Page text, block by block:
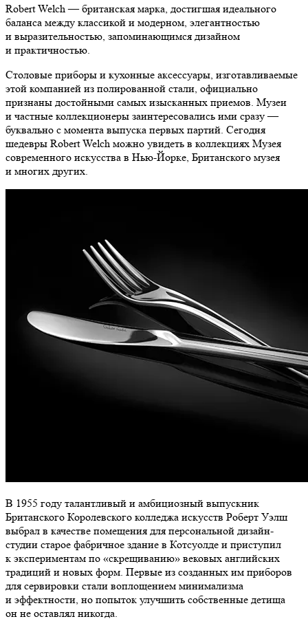
Robert Welch — британская марка, достигшая идеального
баланса между классикой и модерном, элегантностью
и выразительностью, запоминающимся дизайном
и практичностью.
Столовые приборы и кухонные аксессуары, изготавливаемые
этой компанией из полированной стали, официально
признаны достойными самых изысканных приемов. Музеи
и частные коллекционеры заинтересовались ими сразу —
буквально с момента выпуска первых партий. Сегодня
шедевры Robert Welch можно увидеть в коллекциях Музея
современного искусства в Нью-Йорке, Британского музея
и многих других.
В 1955 году талантливый и амбициозный выпускник
Британского Королевского колледжа искусств Роберт Уэлш
выбрал в качестве помещения для персональной дизайн-
студии старое фабричное здание в Котсуолде и приступил
к экспериментам по «скрещиванию» вековых английских
традиций и новых форм. Первые из созданных им приборов
для сервировки стали воплощением минимализма
и эффектности, но попыток улучшить собственные детища
он не оставлял никогда.